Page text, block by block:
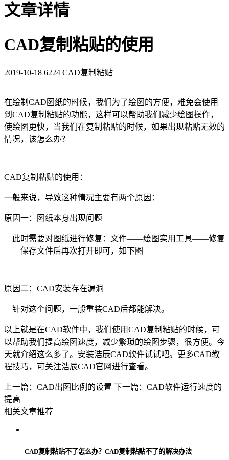
文章详情
CAD复制粘贴的使用
2019-10-18 6224 CAD复制粘贴
在绘制 CAD 图纸的时候，我们为了绘图的方便，难免会使用
到 CAD复制粘贴的功能，这样可以帮助我们减少绘图操作，
使绘图更快，当我们在复制粘贴的时候，如果出现粘贴无效的
情况，该怎么办？
CAD复制粘贴的使用：
一般来说，导致这种情况主要有两个原因：
原因一：图纸本身出现问题
此时需要对图纸进行修复：文件——绘图实用工具——修复
——保存文件后再次打开即可，如下图
原因二： CAD安装存在漏洞
针对这个问题，一般重装CAD后都能解决。
以上就是在CAD软件中，我们使用CAD复制粘贴的时候，可
以帮助我们提高绘图速度，减少繁琐的绘图步骤，很方便。今
天就介绍这么多了。安装浩辰CAD软件试试吧。更多CAD教
程技巧，可关注浩辰CAD官网进行查看。
上一篇：CAD出图比例的设置 下一篇：CAD软件运行速度的
提高
相关文章推荐
CAD复制粘贴不了怎么办？CAD复制粘贴不了的解决办法